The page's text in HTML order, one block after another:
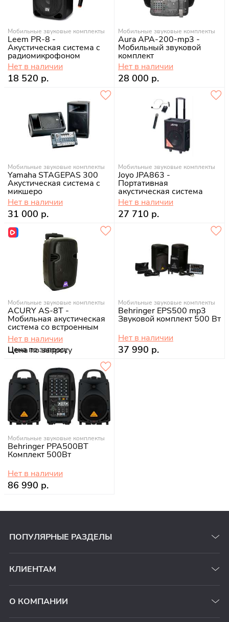
Мобильные звуковые комплекты
Leem PR-8 -
Акустическая система c
радиомикрофоном
Нет в наличии
18 520 р.
Мобильные звуковые комплекты
Aura APA-200-mp3 -
Мобильный звуковой
комплект
Нет в наличии
28 000 р.
Мобильные звуковые комплекты
Yamaha STAGEPAS 300
Акустическая система с
микшеро
Нет в наличии
31 000 р.
Мобильные звуковые комплекты
Joyo JPA863 -
Портативная
акустическая система
Нет в наличии
27 710 р.
Мобильные звуковые комплекты
ACURY AS-8T -
Мобильная акустическая
система со встроенным
усилителем,
аккумулятором и 1
микрофоном
Нет в наличии
Цена по запросу
Мобильные звуковые комплекты
Behringer EPS500 mp3
Звуковой комплект 500 Вт
Нет в наличии
37 990 р.
Мобильные звуковые комплекты
Behringer PPA500BT
Комплект 500Вт
Нет в наличии
86 990 р.
ПОПУЛЯРНЫЕ РАЗДЕЛЫ
КЛИЕНТАМ
О КОМПАНИИ